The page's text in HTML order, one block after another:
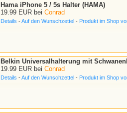
Hama iPhone 5 / 5s Halter (HAMA)
19.99 EUR bei Conrad
Details -Auf den Wunschzettel - Produkt im Shop
Belkin Universalhalterung mit
19.99 EUR bei Conrad
Details -Auf den Wunschzettel - Produkt im Shop